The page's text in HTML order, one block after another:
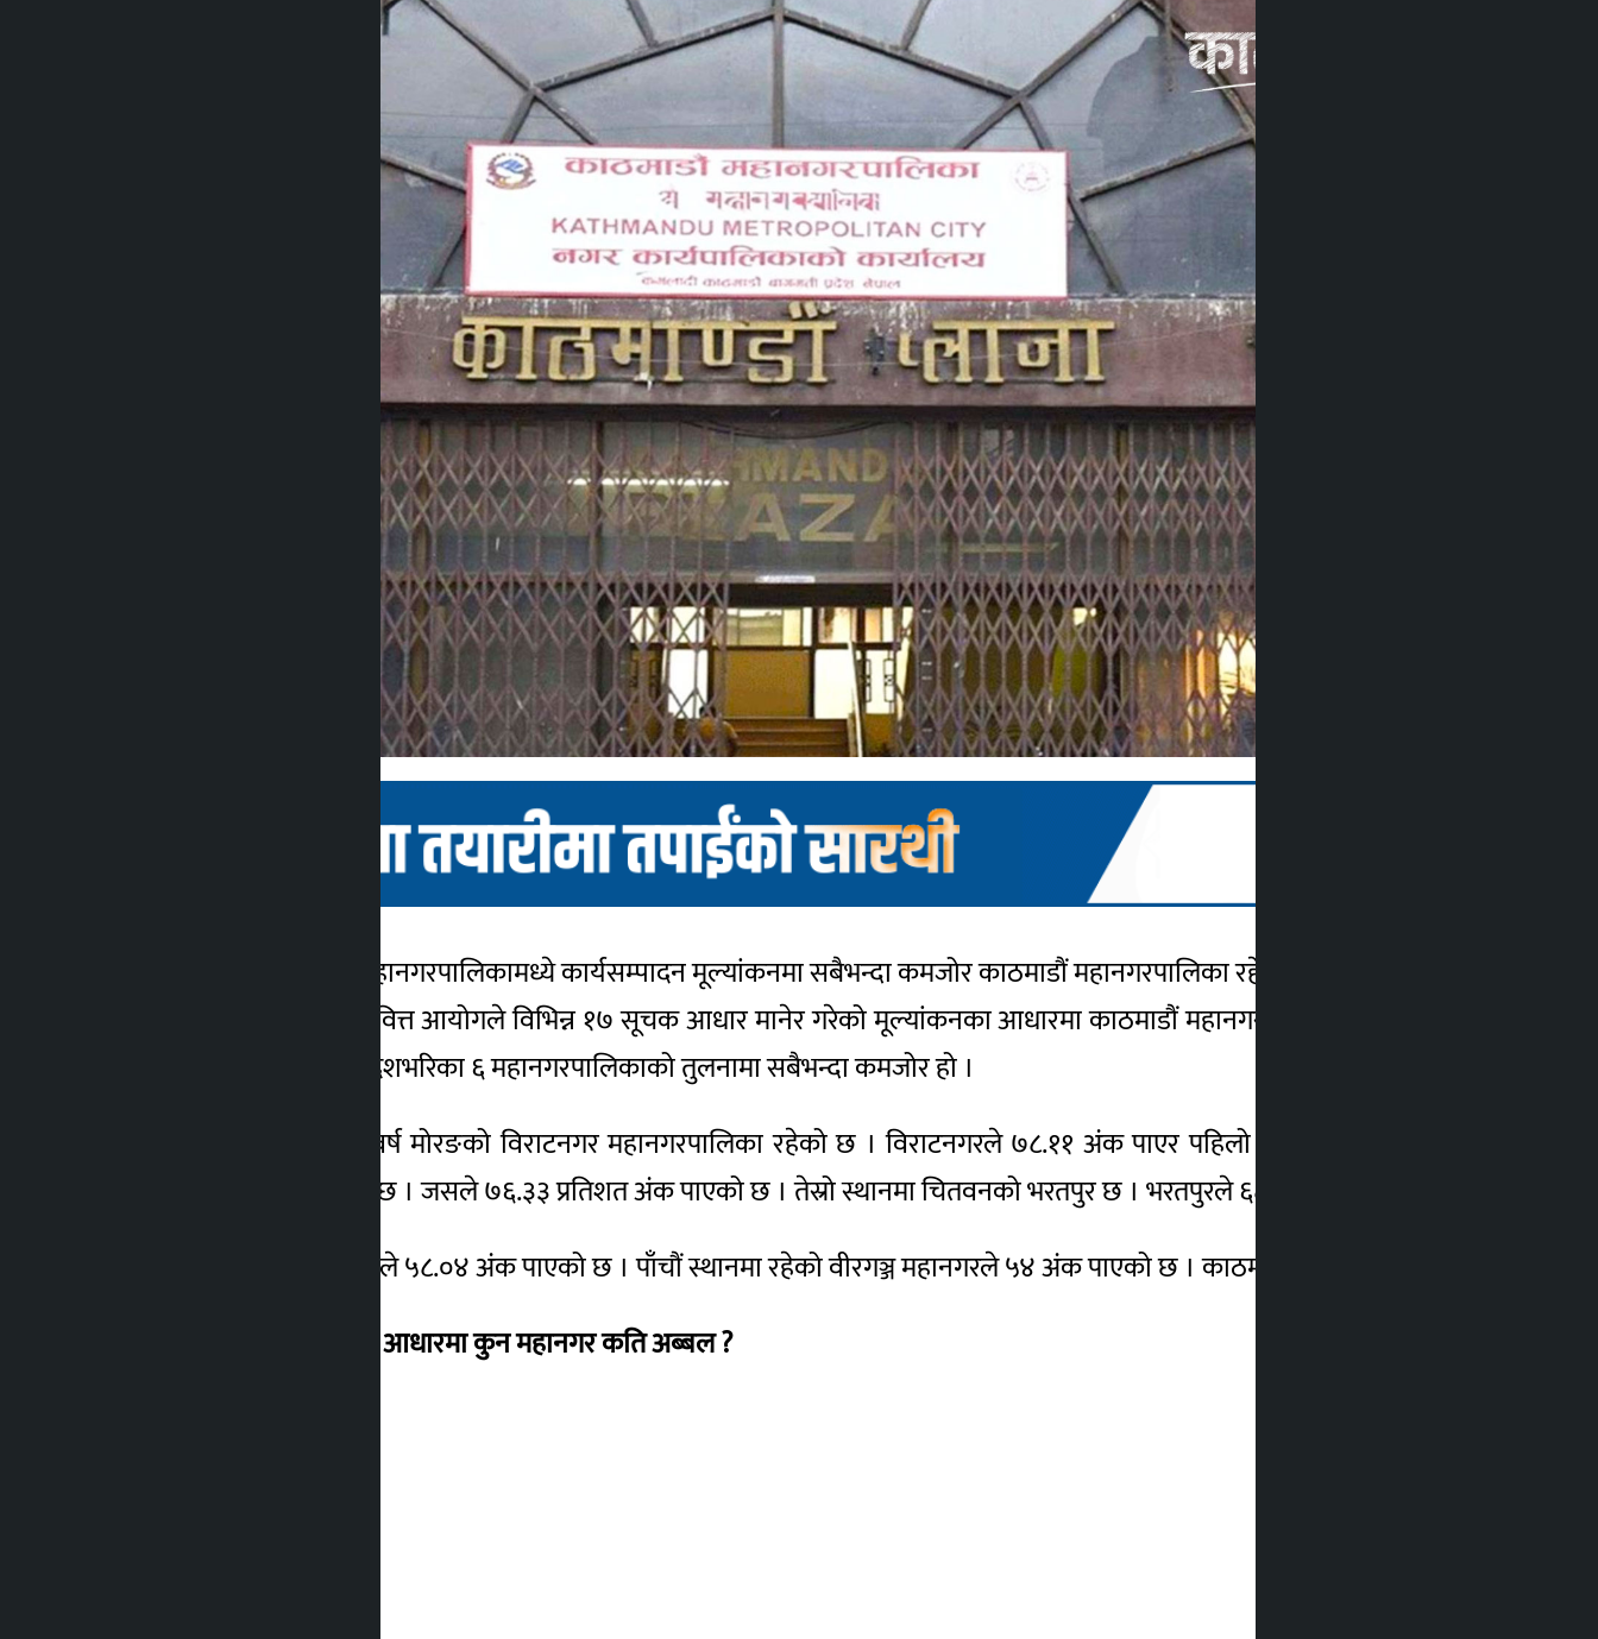
काठमाडौं । देशभरिका ६ महानगरपालिकामध्ये कार्यसम्पादन मूल्यांकनमा सबैभन्दा कमजोर काठमाडौं महानगरपालिका रहेको पाइएको छ ।
राष्ट्रिय प्राकृतिक स्रोत तथा वित्त आयोगले विभिन्न १७ सूचक आधार मानेर गरेको मूल्यांकनका आधारमा काठमाडौं महानगरपालिकाले ४४.९७ अंकमात्र
प्राप्त गर्न सकेको छ । जुन देशभरिका ६ महानगरपालिकाको तुलनामा सबैभन्दा कमजोर हो ।
सबैभन्दा अब्बल भने यस वर्ष मोरङको विराटनगर महानगरपालिका रहेको छ । विराटनगरले ७८.११ अंक पाएर पहिलो स्थानमा छ । दोस्रो स्थानमा
ललितपुर महानगरपालिका छ । जसले ७६.३३ प्रतिशत अंक पाएको छ । तेस्रो स्थानमा चितवनको भरतपुर छ । भरतपुरले ६८.०४ अंक पाएको छ ।
चौथो स्थानमा रहेको पोखराले ५८.०४ अंक पाएको छ । पाँचौं स्थानमा रहेको वीरगञ्ज महानगरले ५४ अंक पाएको छ । काठमाडौं छैटौं स्थानमा छ ।
कार्य सम्पादन मूल्यांकनका आधारमा कुन महानगर कति अब्बल ?